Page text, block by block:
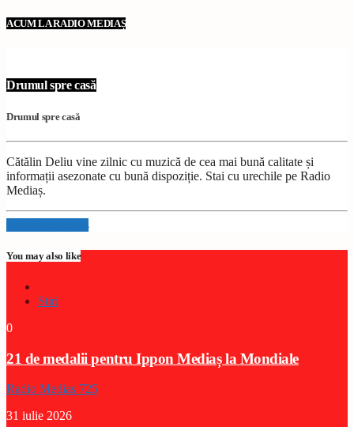
ACUM LA RADIO MEDIAȘ
Drumul spre casă
Drumul spre casă
Cătălin Deliu vine zilnic cu muzică de cea mai bună calitate și
informații asezonate cu bună dispoziție. Stai cu urechile pe Radio
Mediaș.
Info and episodes
You may also like
Stiri
0
21 de medalii pentru Ippon Mediaș la Mondiale
Radio Medias 725
31 iulie 2026